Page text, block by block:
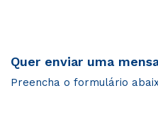
Quer enviar uma
Preencha o formulário